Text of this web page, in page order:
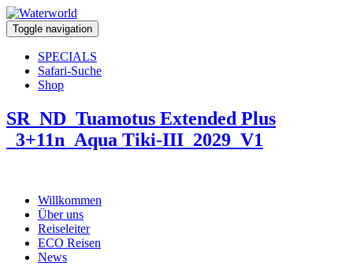
Toggle navigation
SPECIALS
Safari-Suche
Shop
SR_ND_Tuamotus Extended Plus
_3+11n_Aqua Tiki-III_2029_V1
Willkommen
Über uns
Reiseleiter
ECO Reisen
News